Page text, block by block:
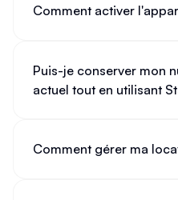
Comment activer
Puis-je conserver mon
actuel tout en utilisant
Comment gérer ma